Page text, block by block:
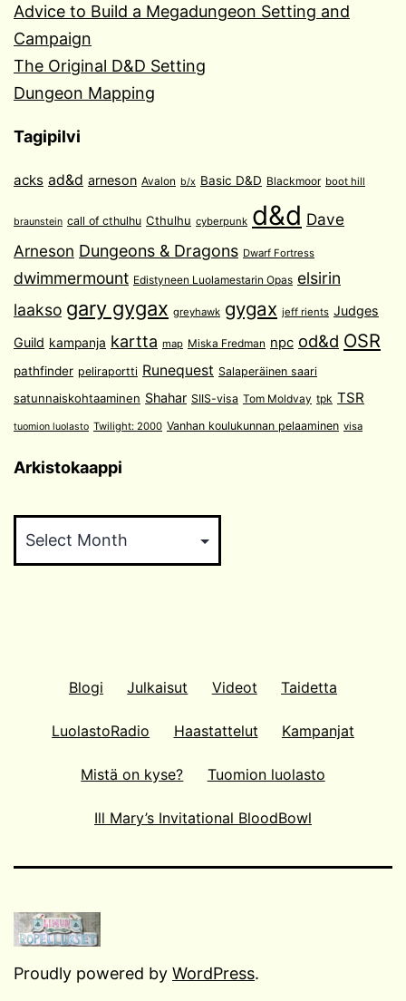
Advice to Build a Megadungeon Setting and
Campaign
The Original D&D Setting
Dungeon Mapping
Tagipilvi
acks ad&d arneson Avalon b/x Basic D&D Blackmoor boot hill
braunstein call of cthulhu Cthulhu cyberpunk d&d Dave
Arneson Dungeons & Dragons Dwarf Fortress
dwimmermount Edistyneen Luolamestarin Opas elsirin
laakso gary gygax greyhawk gygax jeff rients Judges
Guild kampanja kartta map Miska Fredman npc od&d OSR
pathfinder peliraportti Runequest Salaperäinen saari
satunnaiskohtaaminen Shahar SIIS-visa Tom Moldvay tpk TSR
tuomion luolasto Twilight: 2000 Vanhan koulukunnan pelaaminen visa
Arkistokaappi
Blogi Julkaisut Videot Taidetta
LuolastoRadio Haastattelut Kampanjat
Mistä on kyse? Tuomion luolasto
Ill Mary’s Invitational BloodBowl
Proudly powered by WordPress.